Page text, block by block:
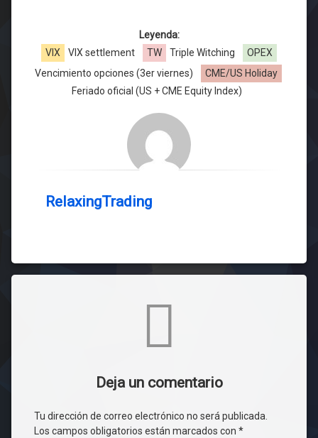
Leyenda:
VIX
VIX settlement TW Triple Witching
OPEX
Vencimiento opciones (3er viernes)
CME/US Holiday
Feriado oficial (US + CME Equity Index)
RelaxingTrading
Deja un comentario
Tu dirección de correo electrónico no será publicada.
Los campos obligatorios están marcados con *